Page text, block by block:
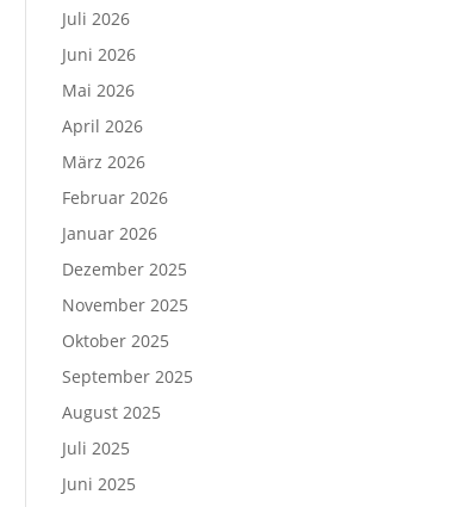
Juli 2026
Juni 2026
Mai 2026
April 2026
März 2026
Februar 2026
Januar 2026
Dezember 2025
November 2025
Oktober 2025
September 2025
August 2025
Juli 2025
Juni 2025